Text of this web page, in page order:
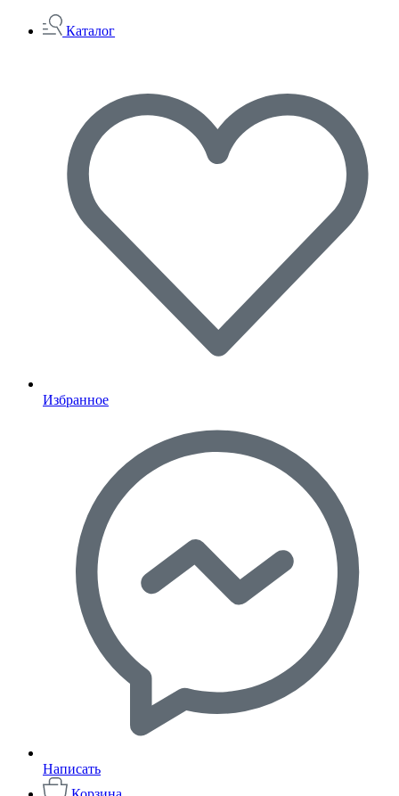
Каталог
Избранное
Написать